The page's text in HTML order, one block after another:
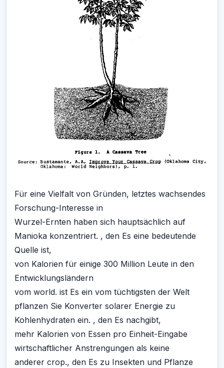
Für eine Vielfalt von Gründen, letztes wachsendes
Forschung-Interesse in
Wurzel-Ernten haben sich hauptsächlich auf
Manioka konzentriert. , den Es eine bedeutende
Quelle ist,
von Kalorien für einige 300 Million Leute in den
Entwicklungsländern
vom world. ist Es ein vom tüchtigsten der Welt
pflanzen Sie Konverter solarer Energie zu
Kohlenhydraten ein. , den Es nachgibt,
mehr Kalorien von Essen pro Einheit-Eingabe
wirtschaftlicher Anstrengungen als keine
anderer crop., den Es zu Insekten und Pflanze